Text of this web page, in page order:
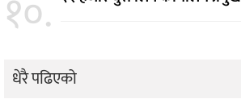
१०.
धेरै पढिएको